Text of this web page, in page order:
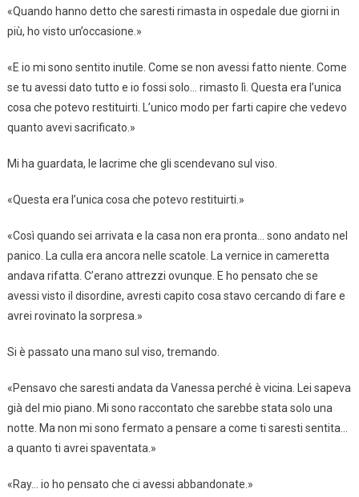
«Quando hanno detto che saresti rimasta in ospedale due giorni in
più, ho visto un’occasione.»
«E io mi sono sentito inutile. Come se non avessi fatto niente. Come
se tu avessi dato tutto e io fossi solo… rimasto lì. Questa era l’unica
cosa che potevo restituirti. L’unico modo per farti capire che vedevo
quanto avevi sacrificato.»
Mi ha guardata, le lacrime che gli scendevano sul viso.
«Questa era l’unica cosa che potevo restituirti.»
«Così quando sei arrivata e la casa non era pronta… sono andato nel
panico. La culla era ancora nelle scatole. La vernice in cameretta
andava rifatta. C’erano attrezzi ovunque. E ho pensato che se
avessi visto il disordine, avresti capito cosa stavo cercando di fare e
avrei rovinato la sorpresa.»
Si è passato una mano sul viso, tremando.
«Pensavo che saresti andata da Vanessa perché è vicina. Lei sapeva
già del mio piano. Mi sono raccontato che sarebbe stata solo una
notte. Ma non mi sono fermato a pensare a come ti saresti sentita…
a quanto ti avrei spaventata.»
«Ray… io ho pensato che ci avessi abbandonate.»